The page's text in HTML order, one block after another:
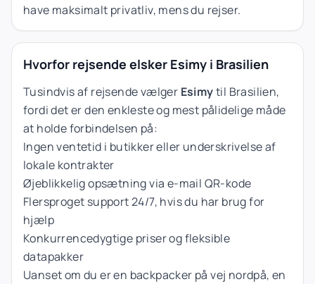
have maksimalt privatliv, mens du rejser.
Hvorfor rejsende elsker Esimy i Brasilien
Tusindvis af rejsende vælger Esimytil Brasilien,
fordi det er den enkleste og mest pålidelige måde
at holde forbindelsen på:
Ingen ventetid i butikker eller underskrivelse af
lokale kontrakter
Øjeblikkelig opsætning via e-mail QR-kode
Flersproget support 24/7, hvis du har brug for
hjælp
Konkurrencedygtige priser og fleksible
datapakker
Uanset om du er en backpacker på vej nordpå, en